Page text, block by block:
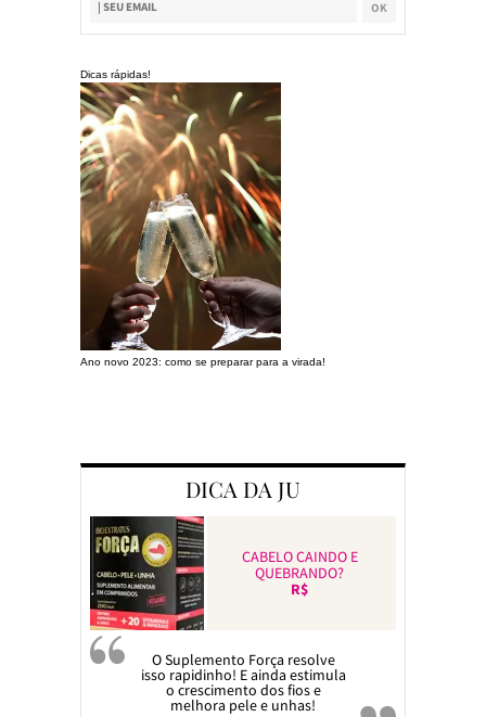
Dicas rápidas!
Ano novo 2023: como se preparar para a virada!
DICA DA JU
CABELO CAINDO E
QUEBRANDO?
R$
O Suplemento Força resolve
isso rapidinho! E ainda estimula
o crescimento dos fios e
melhora pele e unhas!